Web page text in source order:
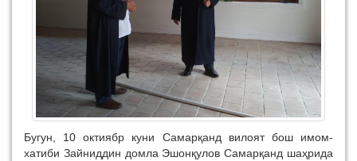
Бугун, 10 октиябр куни Самарқанд вилоят бош имом-
хатиби Зайниддин домла Эшонқулов Самарқанд шаҳрида